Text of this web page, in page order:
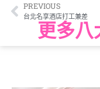
PREVIOUS
台北名享酒店打工兼差
更多八